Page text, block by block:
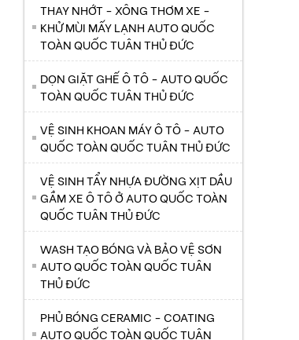
THAY NHỚT - XÔNG THƠM XE -
KHỬ MÙI MẤY LẠNH AUTO QUỐC
TOÀN QUỐC TUÂN THỦ ĐỨC
DỌN GIẶT GHẾ Ô TÔ - AUTO QUỐC
TOÀN QUỐC TUÂN THỦ ĐỨC
VỆ SINH KHOAN MÁY Ô TÔ - AUTO
QUỐC TOÀN QUỐC TUÂN THỦ ĐỨC
VỆ SINH TẨY NHỰA ĐƯỜNG XỊT DẦU
GẦM XE Ô TÔ Ở AUTO QUỐC TOÀN
QUỐC TUÂN THỦ ĐỨC
WASH TẠO BÓNG VÀ BẢO VỆ SƠN
AUTO QUỐC TOÀN QUỐC TUÂN
THỦ ĐỨC
PHỦ BÓNG CERAMIC - COATING
AUTO QUỐC TOÀN QUỐC TUÂN